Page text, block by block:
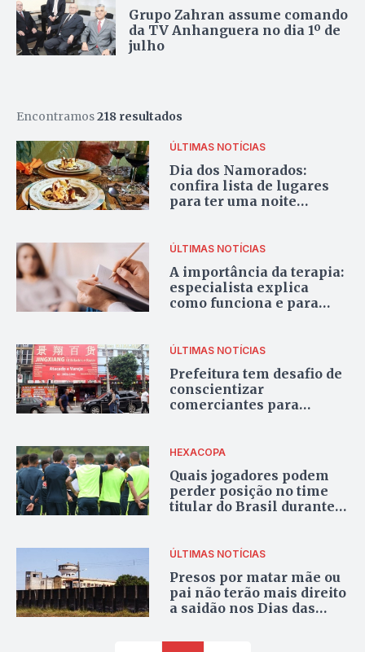
Grupo Zahran assume comando
da TV Anhanguera no dia 1º de
julho
Encontramos218 resultados
ÚLTIMAS NOTÍCIAS
Dia dos Namorados:
confira lista de lugares
para ter uma noite
ÚLTIMAS NOTÍCIAS
A importância da terapia:
especialista explica
como funciona e para
ÚLTIMAS NOTÍCIAS
Prefeitura tem desafio de
conscientizar
comerciantes para
HEXACOPA
Quais jogadores podem
perder posição no time
titular do Brasil durante a
ÚLTIMAS NOTÍCIAS
Presos por matar mãe ou
pai não terão mais direito
a saidão nos Dias das